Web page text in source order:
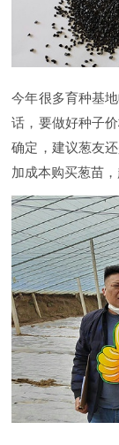
今年很多育种基
话，要做好种子
确定，建议葱友
加成本购买葱苗